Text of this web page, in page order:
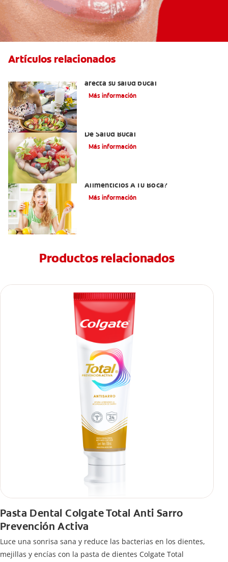
Artículos relacionados
afecta su salud bucal
Más información
De Salud Bucal
Más información
Alimenticios A Tu Boca?
Más información
Productos relacionados
Pasta Dental Colgate Total Anti Sarro
Prevención Activa
Luce una sonrisa sana y reduce las bacterias en los dientes,
mejillas y encías con la pasta de dientes Colgate Total